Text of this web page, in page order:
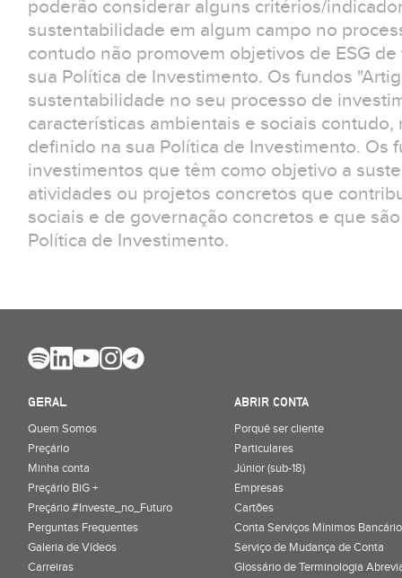
poderão considerar alguns critérios/
sustentabilidade em algum campo no
contudo não promovem objetivos de ESG
sua Política de Investimento. Os fundos
sustentabilidade no seu processo de
características ambientais e sociais
definido na sua Política de Investimento. Os
investimentos que têm como objetivo a
atividades ou projetos concretos que
sociais e de governação concretos e que
Política de Investimento.
GERAL
Quem Somos
Preçário
Minha conta
Preçário BiG +
Preçário #Investe_no_Futuro
Perguntas Frequentes
Galeria de Vídeos
Carreiras
ABRIR CONTA
Porquê ser cliente
Particulares
Júnior (sub-18)
Empresas
Cartões
Conta Serviços Mínimos
Serviço de Mudança de Conta
Glossário de Terminologia